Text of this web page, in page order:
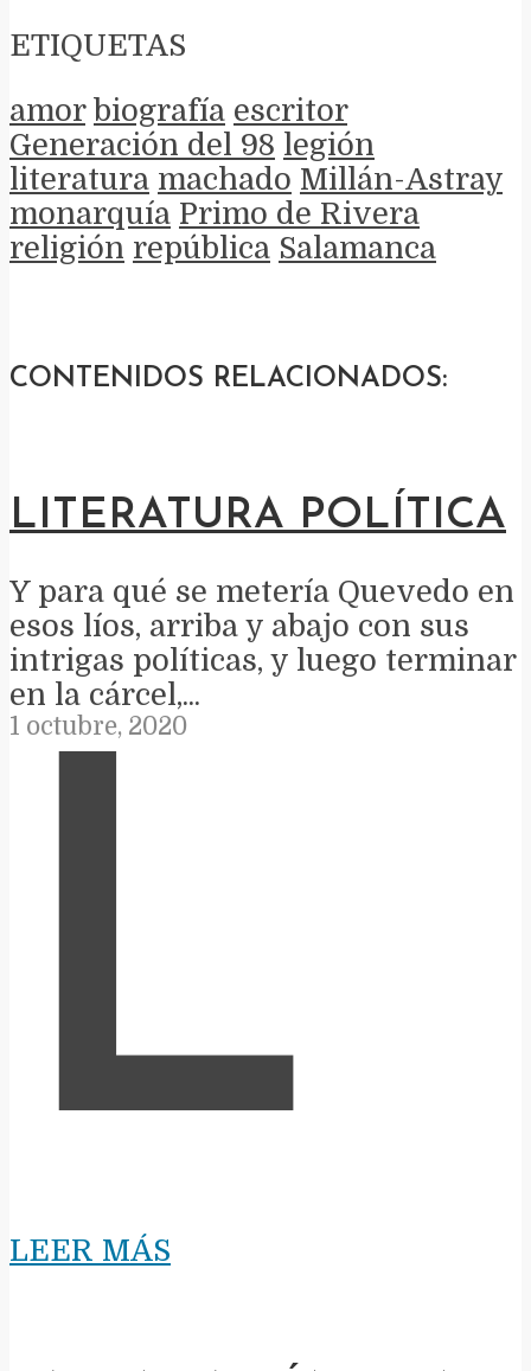
ETIQUETAS
amor biografía escritor
Generación del 98 legión
literatura machado Millán-Astray
monarquía Primo de Rivera
religión república Salamanca
CONTENIDOS RELACIONADOS:
LITERATURA POLÍTICA
Y para qué se metería Quevedo en
esos líos, arriba y abajo con sus
intrigas políticas, y luego terminar
en la cárcel,...
1 octubre, 2020
L
LEER MÁS